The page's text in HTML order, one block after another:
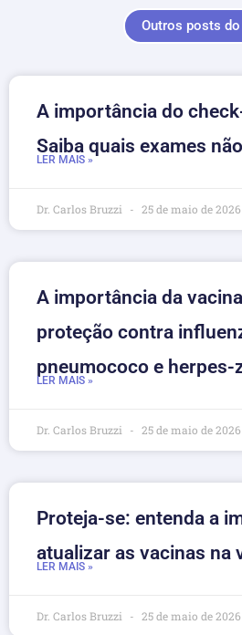
Outros posts
A importância do
Saiba quais exames
LER MAIS »
Dr. Carlos Bruzzi 25 de maio de 2026
A importância da
proteção contra
pneumococo e herpes-
LER MAIS »
Dr. Carlos Bruzzi 25 de maio de 2026
Proteja-se: entenda a
atualizar as vacinas na
LER MAIS »
Dr. Carlos Bruzzi 25 de maio de 2026